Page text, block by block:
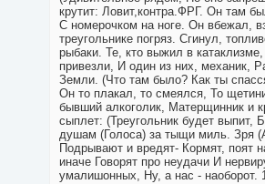
крутит: Ловит,контра.ФРГ. Он там
С номерочком на ноге. Он вбежал,
треугольнике погряз. Сгинул,
рыбаки. Те, кто выжил в
привезли, И один из них, механик,
Земли. (Что там было? Как ты
Он то плакал, то смеялся, То
бывший алкоголик, Матерщинник и
сыплет: (Треугольник будет
душам (Голоса) за тыщи миль. Зря
Подрывают и вредят- Кормят, поят
иначе Говорят про неудачи И
умалишонных, Ну, а нас - наоборот.